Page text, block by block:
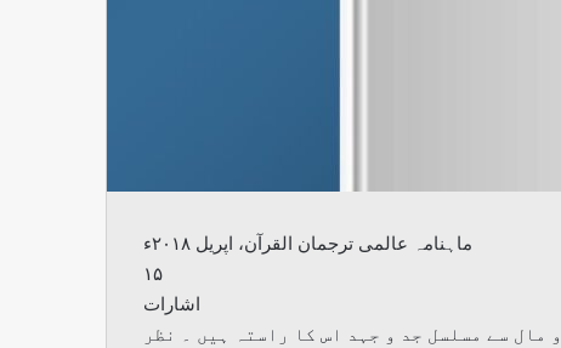
ماہنامہ عالمی ترجمان القرآن، اپریل ۲۰۱۸ء
۱۵
اشارات
سے مسلسل جد و جہد اس کا راستہ ہیں ۔ نظر